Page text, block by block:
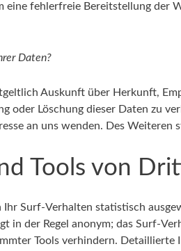
eine fehlerfreie Bereitstellung der
Daten?
Auskunft über Herkunft,
oder Löschung dieser Daten zu
an uns wenden. Des
Tools von
Ihr Surf-Verhalten statistisch
in der Regel anonym; das Surf-
Tools verhindern.